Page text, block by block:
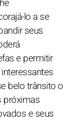
lo a se
seus
e permitir
belo trânsito o
próximas
e seus